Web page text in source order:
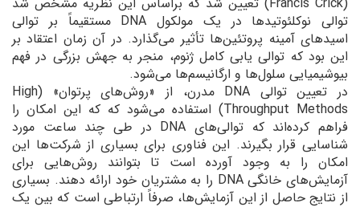
توالی نوکلئوتیدها در یک مولکول DNA مستقیماً بر توالی
اسیدهای آمینه پروتئین‌ها تأثیر می‌گذارد. در آن زمان اعتقاد بر
این بود كه توالی یابی کامل ژنوم، منجر به جهش بزرگی در فهم
بیوشیمیایی سلول‌ها و ارگانیسم‌ها می‌شود.
در تعیین توالی DNA مدرن، از «روش‌های پرتوان» (High
Throughput Methods) استفاده می‌شود که که این امکان را
فراهم کرده‌اند که توالی‌های DNA در طی چند ساعت مورد
شناسایی قرار بگیرند. این فناوری برای بسیاری از شرکت‌ها این
امکان را به وجود آورده است تا بتوانند روش‌هایی برای
آزمایش‌های خانگی DNA را به مشتریان خود ارائه دهند. بسیاری
از نتایج حاصل از این آزمایش‌ها، صرفاً ارتباطی است که بین یک